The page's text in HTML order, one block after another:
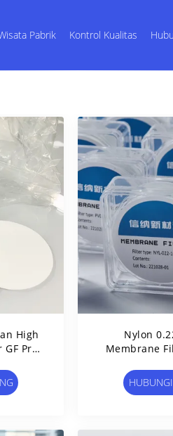
Pabrik Kontrol Kualitas
High
Pre-
Nylon
Membrane